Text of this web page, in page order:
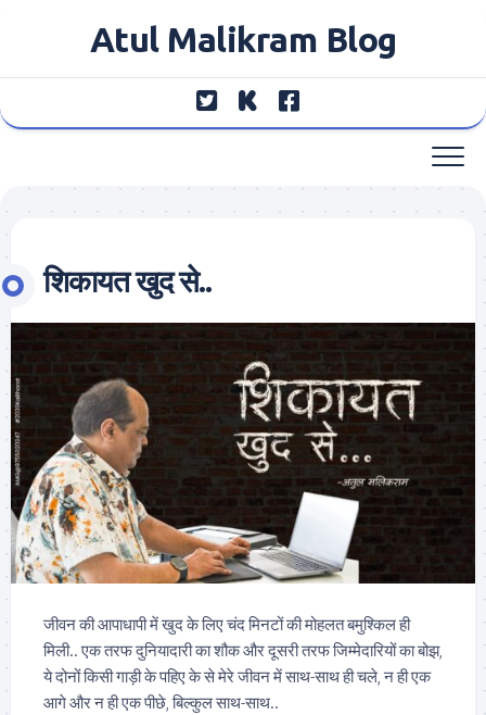
Atul Malikram Blog
शिकायत खुद से..
जीवन की आपाधापी में खुद के लिए चंद मिनटों की मोहलत बमुश्किल ही
मिली.. एक तरफ दुनियादारी का शौक और दूसरी तरफ जिम्मेदारियों का बोझ,
ये दोनों किसी गाड़ी के पहिए के से मेरे जीवन में साथ-साथ ही चले, न ही एक
आगे और न ही एक पीछे, बिल्कुल साथ-साथ..